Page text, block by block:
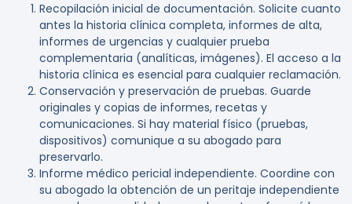
Recopilación inicial de documentación. Solicite cuanto
antes la historia clínica completa, informes de alta,
informes de urgencias y cualquier prueba
complementaria (analíticas, imágenes). El acceso a la
historia clínica es esencial para cualquier reclamación.
Conservación y preservación de pruebas. Guarde
originales y copias de informes, recetas y
comunicaciones. Si hay material físico (pruebas,
dispositivos) comunique a su abogado para
preservarlo.
Informe médico pericial independiente. Coordine con
su abogado la obtención de un peritaje independiente